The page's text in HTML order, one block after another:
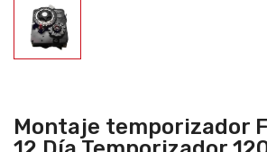
Montaje temporizador